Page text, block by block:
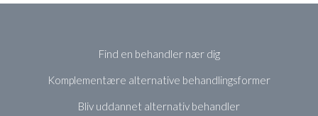
Find en behandler nær dig
Komplementære alternative behandlingsformer
Bliv uddannet alternativ behandler